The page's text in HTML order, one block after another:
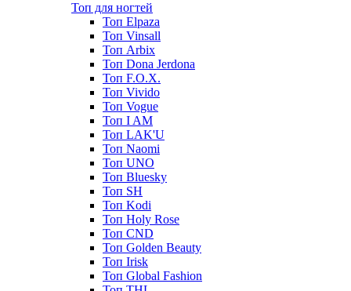
Топ для ногтей
Топ Elpaza
Топ Vinsall
Топ Arbix
Топ Dona Jerdona
Топ F.O.X.
Топ Vivido
Топ Vogue
Топ I AM
Топ LAK'U
Топ Naomi
Топ UNO
Топ Bluesky
Топ SH
Топ Kodi
Топ Holy Rose
Топ CND
Топ Golden Beauty
Топ Irisk
Топ Global Fashion